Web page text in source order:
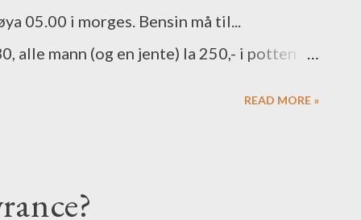
05.00 i morges. Bensin må til...
alle mann (og en jente) la 250,- i potten
godt for selvtilliten å ha en som nettopp
READ MORE »